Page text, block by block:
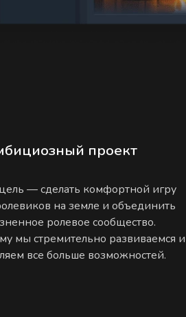
проект
— сделать комфортной игру
на земле и объединить
ролевое сообщество.
мы стремительно развиваемся и
все больше возможностей.